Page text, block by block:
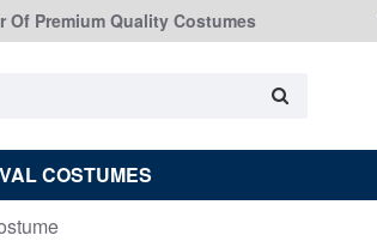
Of Premium Quality Costumes
COSTUMES